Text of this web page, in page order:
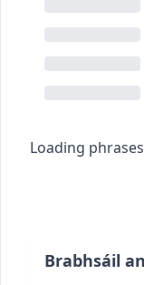
Loading
Brabhsáil